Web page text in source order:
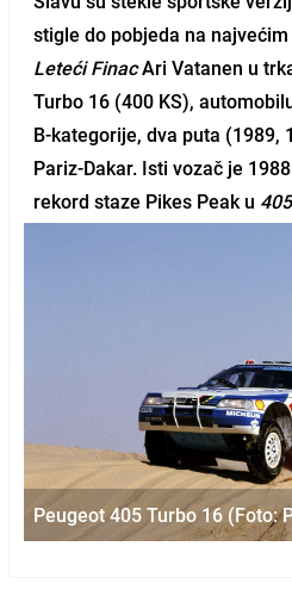
stigle do pobjeda na
Leteći FinacAri Vatanen u
Turbo 16 (400 KS),
B-kategorije, dva puta (1989,
Pariz-Dakar. Isti vozač je
rekord staze Pikes Peaku
Peugeot 405 Turbo 16 (Foto: